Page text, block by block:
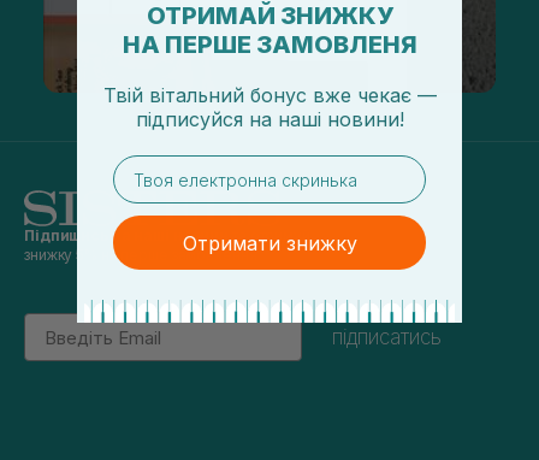
Підпишись на наші новинита отримуй
знижку 5% на перше замовлення
Email
підписатись
ОТРИМАЙ ЗНИЖКУ
НА ПЕРШЕ ЗАМОВЛЕНЯ
Твій вітальний бонус вже чекає —
підписуйся на наші новини!
email
Отримати знижку